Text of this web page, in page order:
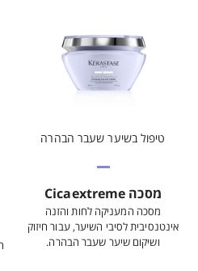
טיפול בשיער שעבר הבהרה
מסכה Cicaextreme
מסכה המעניקה לחות והזנה
אינטנסיבית לסיבי השיער, עבור חיזוק
ושיקום שיער שעבר הבהרה.